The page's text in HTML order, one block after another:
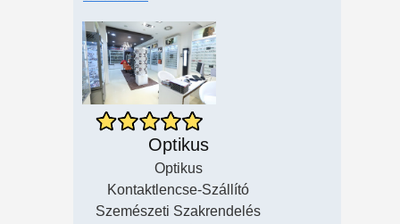
Optikus
Optikus
Kontaktlencse-Szállító
Szemészeti Szakrendelés